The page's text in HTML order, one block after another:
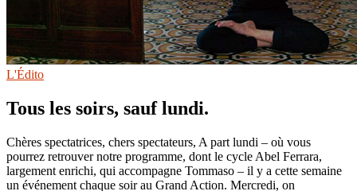
L'Édito
Tous les soirs, sauf lundi.
Chères spectatrices, chers spectateurs, A part lundi – où vous
pourrez retrouver notre programme, dont le cycle Abel Ferrara,
largement enrichi, qui accompagne Tommaso – il y a cette semaine
un événement chaque soir au Grand Action. Mercredi, on